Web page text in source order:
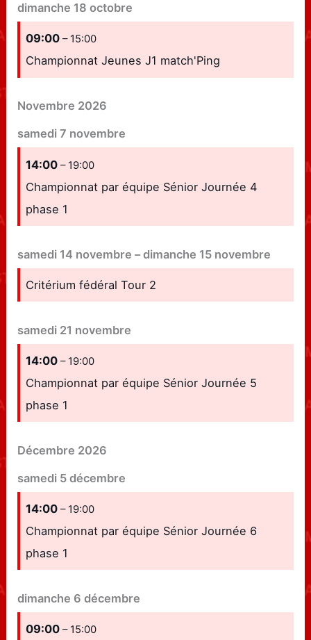
dimanche 18 octobre
09:00– 15:00
Championnat Jeunes J1 match'Ping
Novembre 2026
samedi 7 novembre
14:00– 19:00
Championnat par équipe Sénior Journée 4
phase 1
samedi 14 novembre –dimanche 15 novembre
Critérium fédéral Tour 2
samedi 21 novembre
14:00– 19:00
Championnat par équipe Sénior Journée 5
phase 1
Décembre 2026
samedi 5 décembre
14:00– 19:00
Championnat par équipe Sénior Journée 6
phase 1
dimanche 6 décembre
09:00– 15:00